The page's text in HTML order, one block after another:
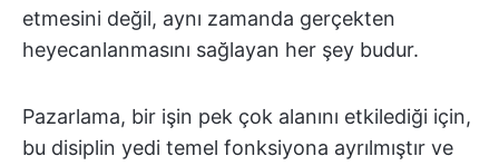
etmesini değil, aynı zamanda gerçekten
heyecanlanmasını sağlayan her şey budur.
Pazarlama, bir işin pek çok alanını etkilediği için,
bu disiplin yedi temel fonksiyona ayrılmıştır ve